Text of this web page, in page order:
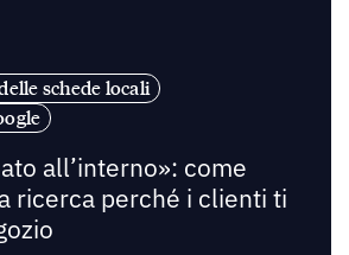
schede locali
all’interno»: come
ricerca perché i clienti ti